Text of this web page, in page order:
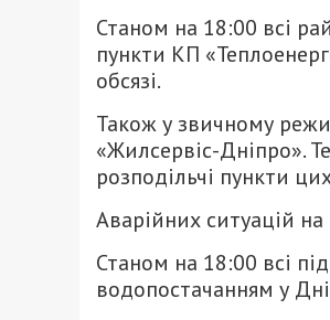
Станом на 18:00 всі
пункти КП
обсязі.
Також у звичному
«Жилсервіс-Дніпро».
розподільчі пункти
Аварійних ситуацій
Станом на 18:00 всі
водопостачанням у